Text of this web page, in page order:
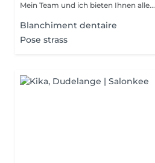
Mein Team und ich bieten Ihnen alle...
Blanchiment dentaire
Pose strass